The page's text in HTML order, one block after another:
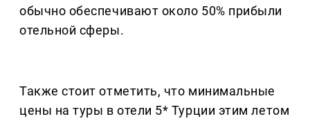
обычно обеспечивают около 50% прибыли
отельной сферы.
Также стоит отметить, что минимальные
цены на туры в отели 5* Турции этим летом